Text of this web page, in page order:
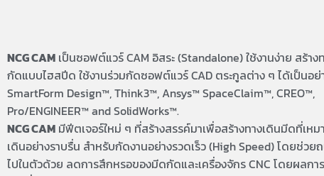
NCG CAM เป็นซอฟต์แวร์ CAM อิสระ (Standalone) ใช้งานง่าย สร้าง
กัดแบบไฮสปีด ใช้งานร่วมกัดซอฟต์แวร์ CAD ตระกูลต่าง ๆ ได้เป็นอย่
SmartForm Design™, Think3™, Ansys™ SpaceClaim™, CREO™,
Pro/ENGINEER™ and SolidWorks™.
NCG CAM มีฟีตเจอร์ใหม่ ๆ ที่สร้างสรรค์มาเพื่อสร้างทางเดินมีดที่เหม
เดินอย่างราบรื่น สำหรับกัดงานอย่างรวดเร็ว (High Speed) โดยช่ว
ไปในตัวด้วย ลดการสึกหรอของมีดกัดและเครื่องจักร CNC โดยผลกา